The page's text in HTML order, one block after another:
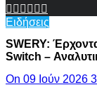
Ειδήσεις
SWERY:
Switch –
On 09 Ιούν 2026